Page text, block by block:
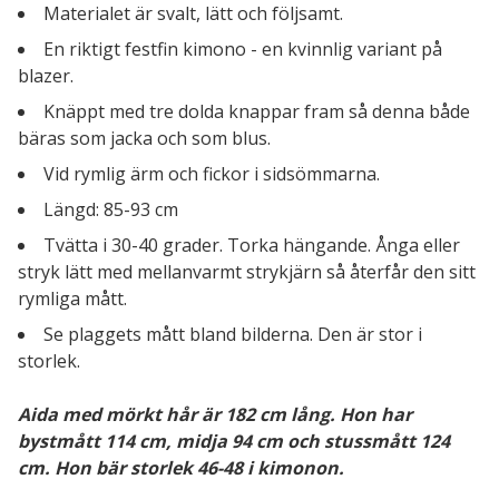
Materialet är svalt, lätt och följsamt.
En riktigt festfin kimono - en kvinnlig variant på
blazer.
Knäppt med tre dolda knappar fram så denna både
bäras som jacka och som blus.
Vid rymlig ärm och fickor i sidsömmarna.
Längd: 85-93 cm
Tvätta i 30-40 grader. Torka hängande. Ånga eller
stryk lätt med mellanvarmt strykjärn så återfår den sitt
rymliga mått.
Se plaggets mått bland bilderna. Den är stor i
storlek.
Aida med mörkt hår är 182 cm lång. Hon har
bystmått 114 cm, midja 94 cm och stussmått 124
cm. Hon bär storlek 46-48i kimonon.